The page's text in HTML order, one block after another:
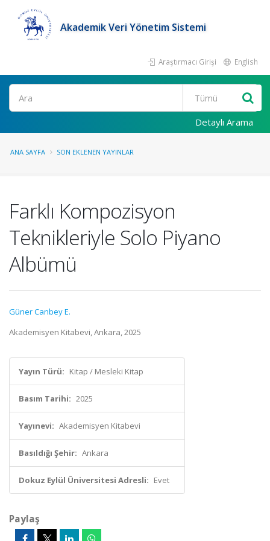
Akademik Veri Yönetim Sistemi
Araştırmacı Girişi English
Ara
Detaylı Arama
ANA SAYFA SON EKLENEN YAYINLAR
Farklı Kompozisyon
Teknikleriyle Solo Piyano
Albümü
Güner Canbey E.
Akademisyen Kitabevi, Ankara, 2025
Yayın Türü: Kitap / Mesleki Kitap
Basım Tarihi: 2025
Yayınevi: Akademisyen Kitabevi
Basıldığı Şehir: Ankara
Dokuz Eylül Üniversitesi Adresli: Evet
Paylaş